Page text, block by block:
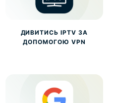
ДИВИТИСЬ IPTV ЗА
ДОПОМОГОЮ VPN